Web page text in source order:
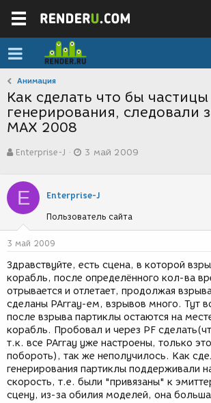
Анимация
Как сделать что бы
генерирования, следовали
MAX 2008
в
о
р
т
е
м
ы
Enterprise-J
а
с
з
д
и
я
3 май 2009
E Enterprise-J
Пользователь сайта
3 май 2009
Здравствуйте, есть сцена, в которой
корабль, после определённого кол-ва
отрывается и отлетает, продолжая
сделаны PArray-ем, взрывов много. Тут
после взрыва партиклы остаются на
корабль. Пробовал и через PF
т.к. все PArray уже настроены, только
побороть), так же неполучилось. Как
генерирования партиклы поддерживали
скорость, т.е. были "привязаны" к
сцену, из-за обилия моделей, она